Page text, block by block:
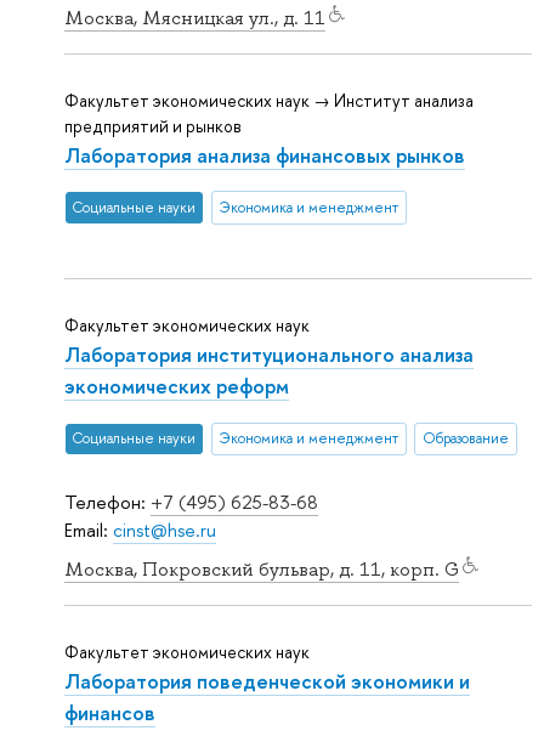
Москва, Мясницкая ул., д. 11
Факультет экономических наук → Институт анализа
предприятий и рынков
Лаборатория анализа финансовых рынков
Социальные науки Экономика и менеджмент
Телефон: +7 (495) 625-83-68
Email: cinst@hse.ru
Москва, Покровский бульвар, д. 11, корп. G
Факультет экономических наук
Лаборатория институционального анализа
экономических реформ
Социальные науки Экономика и менеджмент Образование
Факультет экономических наук
Лаборатория поведенческой экономики и
финансов